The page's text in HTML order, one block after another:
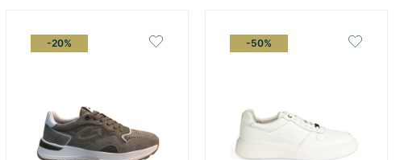
-20% -50%